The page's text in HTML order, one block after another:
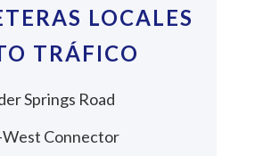
LOCALES
TRÁFICO
Springs Road
West Connector